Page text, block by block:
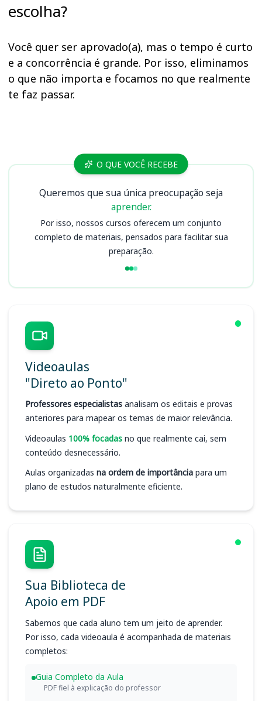
escolha?
Você quer ser aprovado(a), mas o tempo é curto
e a concorrência é grande. Por isso, eliminamos
o que não importa e focamos no que realmente
te faz passar.
Cursos O QUE VOCÊ RECEBE
Queremos que sua única preocupação seja
aprender.
Por isso, nossos cursos oferecem um conjunto
completo de materiais, pensados para facilitar sua
preparação.
Videoaulas
"Direto ao Ponto"
Professores especialistas analisam os editais e provas
anteriores para mapear os temas de maior relevância.
Videoaulas 100% focadas no que realmente cai, sem
conteúdo desnecessário.
Aulas organizadas na ordem de importância para um
plano de estudos naturalmente eficiente.
Sua Biblioteca de
Apoio em PDF
Sabemos que cada aluno tem um jeito de aprender.
Por isso, cada videoaula é acompanhada de materiais
completos:
Guia Completo da Aula
PDF fiel à explicação do professor